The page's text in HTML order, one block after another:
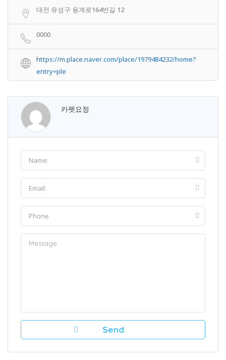
대전 유성구 용계로164번길 12
0000
https://m.place.naver.com/place/1979484232/home?
entry=ple
카펫요정